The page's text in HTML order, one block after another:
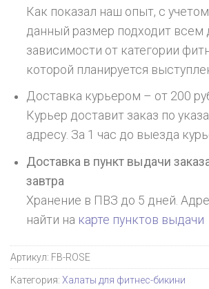
Как показал наш опыт, с
данный размер подходит всем
зависимости от категории
которой планируется
Доставка курьером – от 200
Курьер доставит заказ по
адресу. За 1 час до выезда
Доставка в пункт выдачи
завтра
Хранение в ПВЗ до 5 дней.
найти на карте пунктов выдачи
Артикул: FB-ROSE
Категория: Халаты для фитнес-бикини